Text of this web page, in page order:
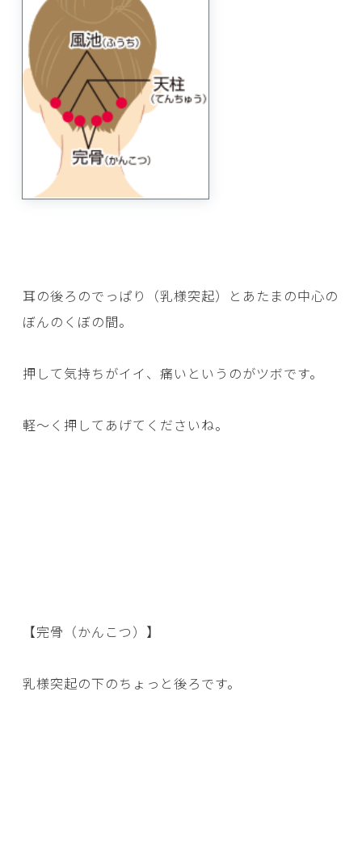
耳の後ろのでっぱり（乳様突起）とあたまの中心の
ぼんのくぼの間。
押して気持ちがイイ、痛いというのがツボです。
軽～く押してあげてくださいね。
【完骨（かんこつ）】
乳様突起の下のちょっと後ろです。